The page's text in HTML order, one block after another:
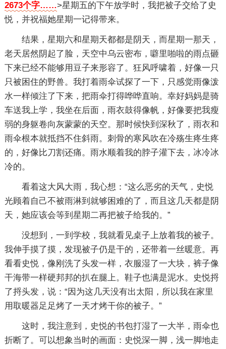
2673个字……>星期五的下午放学时，我把被子交给了史
悦，并祝福她星期一记得带来。
结果，星期六和星期天都都是阴天，而星期一那天，
老天居然阴起了脸，天空中乌云密布，噼里啪啦的雨点砸
下来已经不能够用豆子来形容了。狂风呼啸着，好像一只
只被困住的野兽。我打着雨伞试探了一下，只感觉雨像泼
水一样倾注了下来，把雨伞打得哗哗直响。幸好妈妈是骑
车送我上学，我坐在后面，雨衣鼓得像帆，好像要把我瘦
弱的身躯卷向灰蒙蒙的天空。那时候快到深秋了，雨衣和
雨伞根本就抵挡不住斜雨。刺骨的寒风吹在冷殇生疼生疼
的，好像比刀割还痛。雨水顺着我的脖子灌下去，冰冷冰
冷的。
看着这大风大雨，我心想：“这么恶劣的天气，史悦
光顾着自己不被雨淋到就够困难的了，而且这几天都是阴
天，她应该会等到星期二再把被子给我的。”
没想到，一到学校，我就看见桌子上放着我的被子。
我伸手摸了摸，发现被子仍是干的，还带着一丝暖意。再
看看史悦，像刚洗了头发一样，衣服湿了一大块，裤子像
干海带一样硬邦邦的扒在腿上。鞋子也满是泥水。史悦捋
了捋头发，说：“因为这几天没有出太阳，所以我在家里
用取暖器足足烤了一天才烤干你的被子。”
这时，我注意到，史悦的书包打湿了一大半，雨伞也
折断了。可以想象当时的画面：史悦深一脚，浅一脚地走